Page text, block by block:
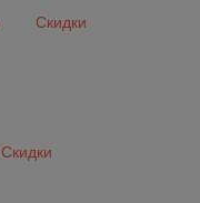
Скидки
Скидки